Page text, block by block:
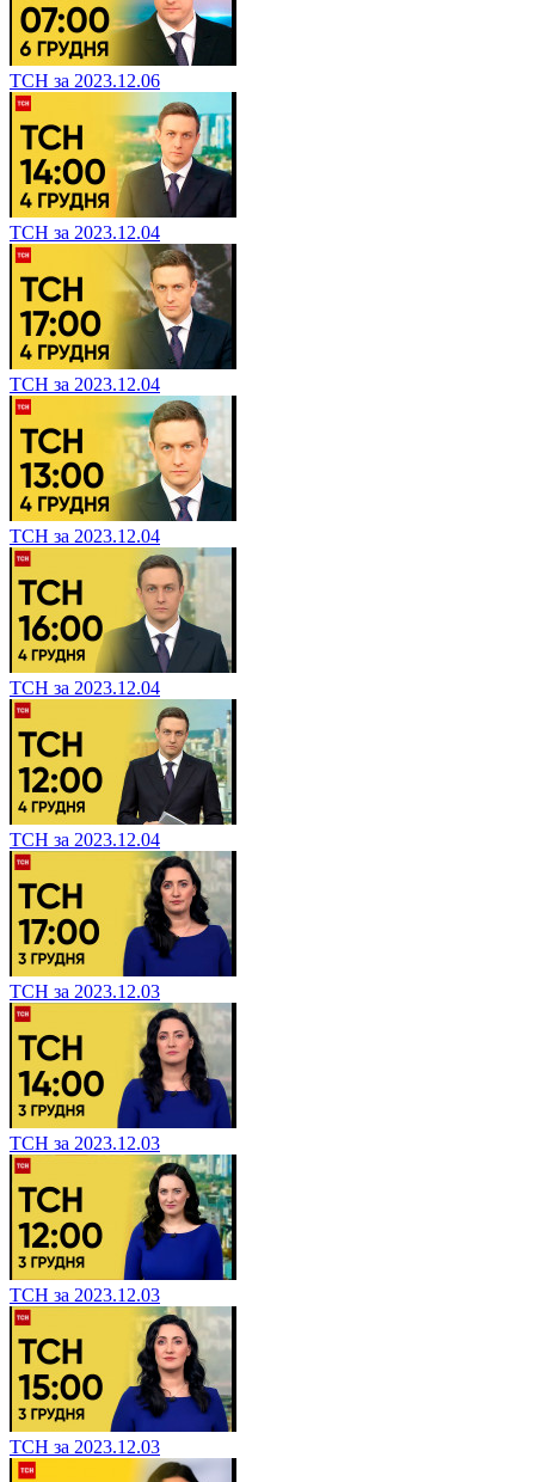
ТСН за 2023.12.06
ТСН за 2023.12.04
ТСН за 2023.12.04
ТСН за 2023.12.04
ТСН за 2023.12.04
ТСН за 2023.12.04
ТСН за 2023.12.03
ТСН за 2023.12.03
ТСН за 2023.12.03
ТСН за 2023.12.03